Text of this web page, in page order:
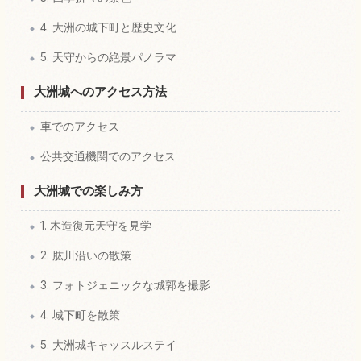
4. 大洲の城下町と歴史文化
5. 天守からの絶景パノラマ
大洲城へのアクセス方法
車でのアクセス
公共交通機関でのアクセス
大洲城での楽しみ方
1. 木造復元天守を見学
2. 肱川沿いの散策
3. フォトジェニックな城郭を撮影
4. 城下町を散策
5. 大洲城キャッスルステイ